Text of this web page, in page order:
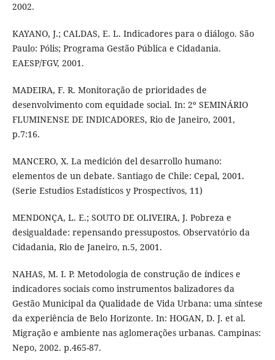
2002.
KAYANO, J.; CALDAS, E. L. Indicadores para o diálogo. São
Paulo: Pólis; Programa Gestão Pública e Cidadania.
EAESP/FGV, 2001.
MADEIRA, F. R. Monitoração de prioridades de
desenvolvimento com equidade social. In: 2º SEMINÁRIO
FLUMINENSE DE INDICADORES, Rio de Janeiro, 2001,
p.7:16.
MANCERO, X. La medición del desarrollo humano:
elementos de un debate. Santiago de Chile: Cepal, 2001.
(Serie Estudios Estadísticos y Prospectivos, 11)
MENDONÇA, L. E.; SOUTO DE OLIVEIRA, J. Pobreza e
desigualdade: repensando pressupostos. Observatório da
Cidadania, Rio de Janeiro, n.5, 2001.
NAHAS, M. I. P. Metodologia de construção de índices e
indicadores sociais como instrumentos balizadores da
Gestão Municipal da Qualidade de Vida Urbana: uma síntese
da experiência de Belo Horizonte. In: HOGAN, D. J. et al.
Migração e ambiente nas aglomerações urbanas. Campinas:
Nepo, 2002. p.465-87.